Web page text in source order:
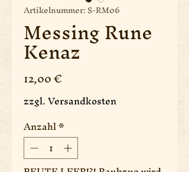
Artikelnummer: S-RM06
Messing Rune
Kenaz
12,00 €
zzgl. Versandkosten
Anzahl*